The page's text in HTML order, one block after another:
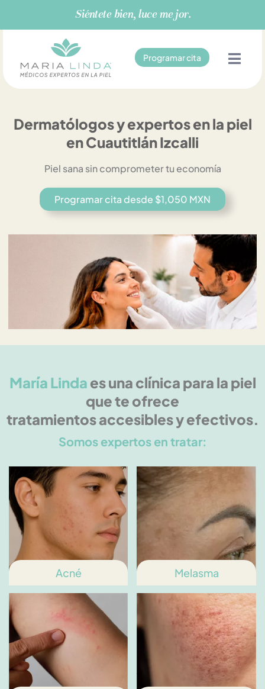
contenido
Siéntete bien, luce mejor.
Programar cita
Dermatólogos y expertos en la piel
en Cuautitlán Izcalli
Piel sana sin comprometer tu economía
Programar cita desde $1,050 MXN
María Linda es una clínica para la piel
que te ofrece
tratamientos accesibles y efectivos.
Somos expertos en tratar:
Acné Melasma